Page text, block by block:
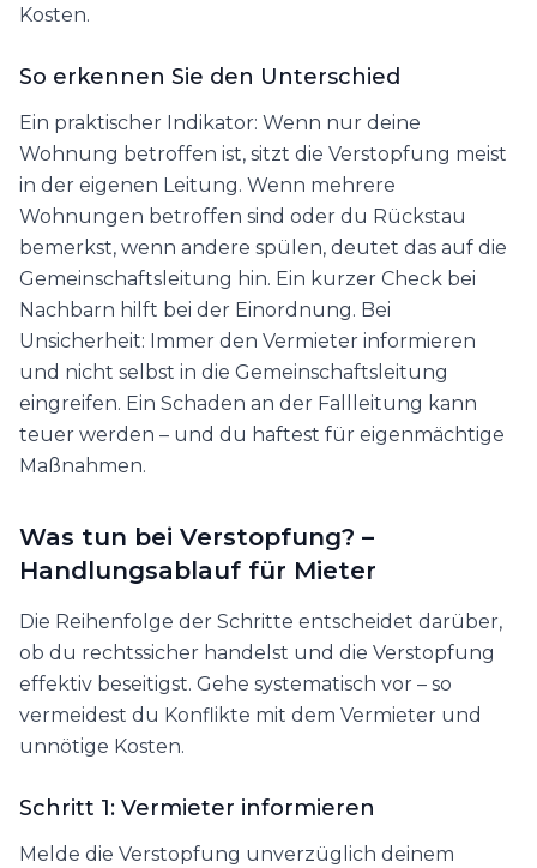
Kosten.
So erkennen Sie den Unterschied
Ein praktischer Indikator: Wenn nur deine
Wohnung betroffen ist, sitzt die Verstopfung meist
in der eigenen Leitung. Wenn mehrere
Wohnungen betroffen sind oder du Rückstau
bemerkst, wenn andere spülen, deutet das auf die
Gemeinschaftsleitung hin. Ein kurzer Check bei
Nachbarn hilft bei der Einordnung. Bei
Unsicherheit: Immer den Vermieter informieren
und nicht selbst in die Gemeinschaftsleitung
eingreifen. Ein Schaden an der Fallleitung kann
teuer werden – und du haftest für eigenmächtige
Maßnahmen.
Was tun bei Verstopfung? –
Handlungsablauf für Mieter
Die Reihenfolge der Schritte entscheidet darüber,
ob du rechtssicher handelst und die Verstopfung
effektiv beseitigst. Gehe systematisch vor – so
vermeidest du Konflikte mit dem Vermieter und
unnötige Kosten.
Schritt 1: Vermieter informieren
Melde die Verstopfung unverzüglich deinem